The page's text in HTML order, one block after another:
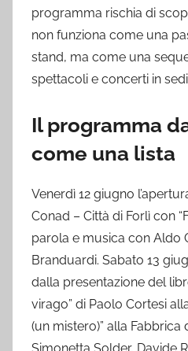
programma rischia di
non funziona come una
stand, ma come una
spettacoli e concerti in
Il programma
come una lista
Venerdì 12 giugno
Conad – Città di Forlì con
parola e musica con Aldo
Branduardi. Sabato 13
dalla presentazione del
virago” di Paolo Cortesi
(un mistero)” alla Fabbrica
Simonetta Solder, Davide